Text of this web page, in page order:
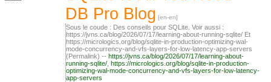
DB Pro Blog
Sous le coude : Des conseils pour SQLite. Voir aussi :
https://jvns.ca/blog/2026/07/17/learning-about-running-sqlite/ Et
https://micrologics.org/blog/sqlite-in-production-optimizing-wal-
mode-concurrency-and-vfs-layers-for-low-latency-app-servers
(Permalink) -- https://jvns.ca/blog/2026/07/17/learning-about-
running-sqlite/ https://micrologics.org/blog/sqlite-in-production-
optimizing-wal-mode-concurrency-and-vfs-layers-for-low-latency-
app-servers